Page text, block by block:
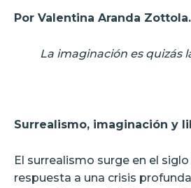
Por Valentina Aranda Zottola.
La imaginación es quizás
Surrealismo, imaginación y
El surrealismo surge en el
respuesta a una crisis